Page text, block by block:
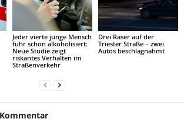
Jeder vierte junge Mensch
fuhr schon alkoholisiert:
Neue Studie zeigt
riskantes Verhalten im
Straßenverkehr
Drei Raser auf der
Triester Straße – zwei
Autos beschlagnahmt